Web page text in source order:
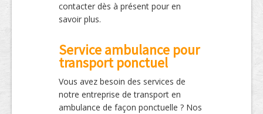
contacter dès à présent pour en
savoir plus.
Service ambulance pour
transport ponctuel
Vous avez besoin des services de
notre entreprise de transport en
ambulance de façon ponctuelle ? Nos